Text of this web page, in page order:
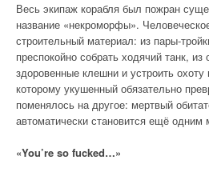
Весь экипаж корабля был пожран
название «некроморфы».
строительный материал: из пары-
преспокойно собрать ходячий танк, из
здоровенные клешни и устроить
которому укушенный обязательно
поменялось на другое: мертвый
автоматически становится ещё одним
«You’re so fucked…»